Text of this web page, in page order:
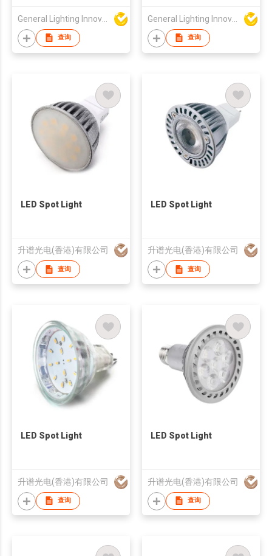
General Lighting Innovation Limited
查询
General Lighting Innovation Limited
查询
LED Spot Light
升谱光电(香港)有限公司
查询
LED Spot Light
升谱光电(香港)有限公司
查询
LED Spot Light
升谱光电(香港)有限公司
查询
LED Spot Light
升谱光电(香港)有限公司
查询